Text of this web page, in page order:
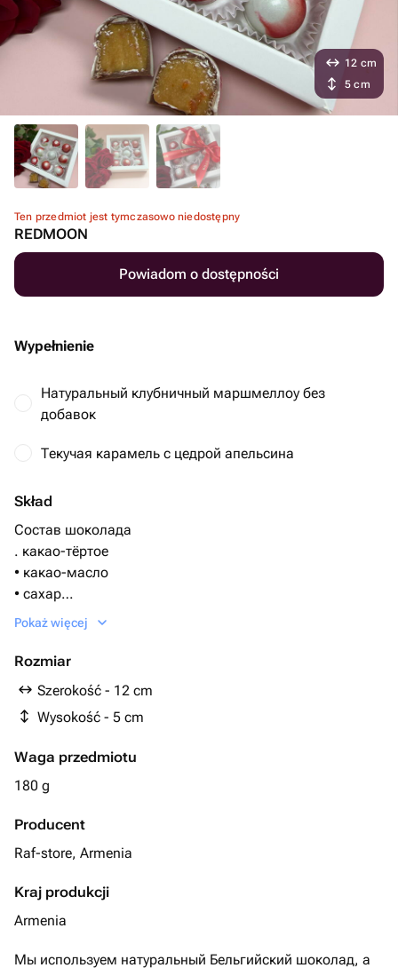
Ten przedmiot jest tymczasowo niedostępny
REDMOON
Powiadom o dostępności
Wypełnienie
Натуральный клубничный маршмеллоу без
добавок
Текучая карамель с цедрой апельсина
Skład
Состав шоколада
. какао-тёртое
• какао-масло
• сахар
• лецитин (эмульгатор, чаще соевый)
Темный,молочный или белый шоколад, какао-масло,
Pokaż więcej
Rozmiar
Szerokość - 12 cm
Wysokość - 5 cm
Waga przedmiotu
180 g
Producent
Raf-store, Armenia
Kraj produkcji
Armenia
12 cm
5 cm
Мы используем натуральный Бельгийский шоколад, а